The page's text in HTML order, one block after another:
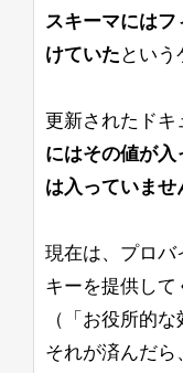
スキーマには
けていた という
更新されたドキ
にはその値が
は入っていませ
現在は、プロバ
キーを提供し
（「お役所的
それが済んだら